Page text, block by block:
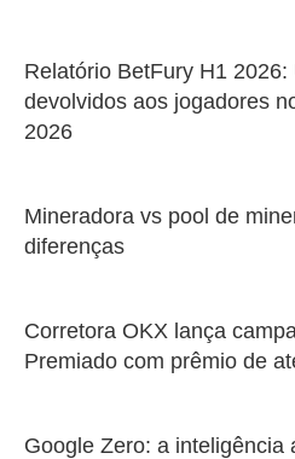
Relatório BetFury H1
devolvidos aos jogadores
2026
Mineradora vs pool de
diferenças
Corretora OKX lança
Premiado com prêmio de
Google Zero: a inteligência